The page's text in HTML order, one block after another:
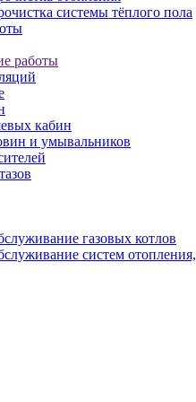
системы тёплого пола
работы
кабин
и умывальников
газовых котлов
систем